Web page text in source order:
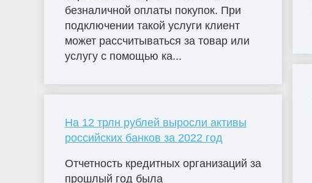
безналичной оплаты покупок. При
подключении такой услуги клиент
может рассчитываться за товар или
услугу с помощью ка...
На 12 трлн рублей выросли активы
российских банков за 2022 год
Отчетность кредитных организаций за
прошлый год была